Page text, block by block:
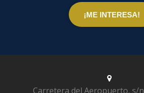
Carretera del Aeropuerto, s/n